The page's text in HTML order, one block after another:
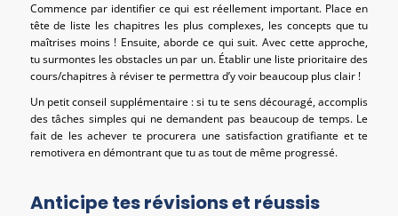
Commence par identifier ce qui est réellement important. Place en
tête de liste les chapitres les plus complexes, les concepts que tu
maîtrises moins ! Ensuite, aborde ce qui suit. Avec cette approche,
tu surmontes les obstacles un par un. Établir une liste prioritaire des
cours/chapitres à réviser te permettra d’y voir beaucoup plus clair !
Un petit conseil supplémentaire : si tu te sens découragé, accomplis
des tâches simples qui ne demandent pas beaucoup de temps. Le
fait de les achever te procurera une satisfaction gratifiante et te
remotivera en démontrant que tu as tout de même progressé.
Anticipe tes révisions et réussis